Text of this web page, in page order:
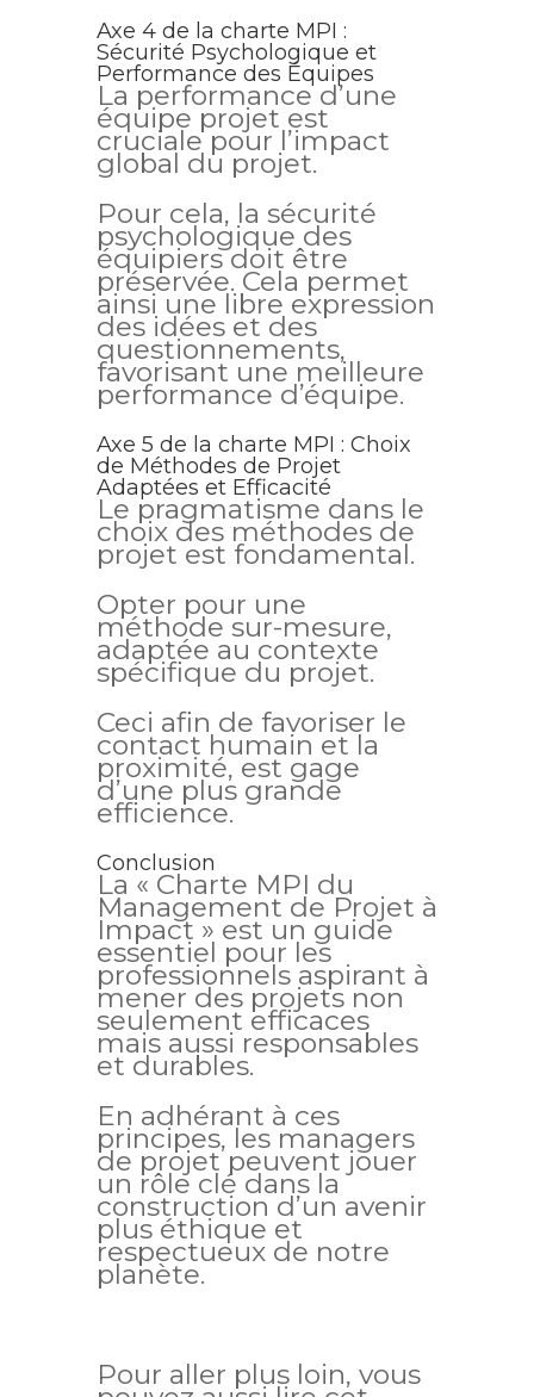
Axe 4 de la charte MPI :
Sécurité Psychologique et
Performance des Équipes
La performance d’une
équipe projet est
cruciale pour l’impact
global du projet.
Pour cela, la sécurité
psychologique des
équipiers doit être
préservée. Cela permet
ainsi une libre expression
des idées et des
questionnements,
favorisant une meilleure
performance d’équipe.
Axe 5 de la charte MPI : Choix
de Méthodes de Projet
Adaptées et Efficacité
Le pragmatisme dans le
choix des méthodes de
projet est fondamental.
Opter pour une
méthode sur-mesure,
adaptée au contexte
spécifique du projet.
Ceci afin de favoriser le
contact humain et la
proximité, est gage
d’une plus grande
efficience.
Conclusion
La « Charte MPI du
Management de Projet à
Impact » est un guide
essentiel pour les
professionnels aspirant à
mener des projets non
seulement efficaces
mais aussi responsables
et durables.
En adhérant à ces
principes, les managers
de projet peuvent jouer
un rôle clé dans la
construction d’un avenir
plus éthique et
respectueux de notre
planète.
Pour aller plus loin, vous